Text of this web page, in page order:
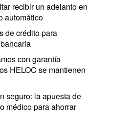
recibir un adelanto en
automático
de crédito para
con garantía
HELOC se mantienen
seguro: la apuesta de
médico para ahorrar